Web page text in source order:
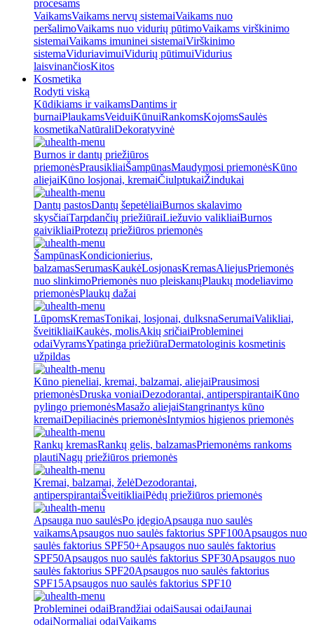
procesams
VaikamsVaikams nervų sistemaiVaikams nuo
peršalimoVaikams nuo vidurių pūtimoVaikams virškinimo
sistemaiVaikams imuninei sistemaiVirškinimo
sistemaViduriavimuiVidurių pūtimuiVidurius
laisvinančiosKitos
Kosmetika
Rodyti viską
Kūdikiams ir vaikamsDantims ir
burnaiPlaukamsVeiduiKūnuiRankomsKojomsSaulės
kosmetikaNatūraliDekoratyvinė
Burnos ir dantų priežiūros
priemonėsPrausikliaiŠampūnasMaudymosi priemonėsKūno
aliejaiKūno losjonai, kremaiČiulptukaiŽindukai
Dantų pastosDantų šepetėliaiBurnos skalavimo
skysčiaiTarpdančių priežiūraiLiežuvio valikliaiBurnos
gaivikliaiProtezų priežiūros priemonės
ŠampūnasKondicionierius,
balzamasSerumasKaukėLosjonasKremasAliejusPriemonės
nuo slinkimoPriemonės nuo pleiskanųPlaukų modeliavimo
priemonėsPlaukų dažai
LūpomsKremasTonikai, losjonai, dulksnaSerumaiValikliai,
šveitikliaiKaukės, molisAkių sričiaiProbleminei
odaiVyramsYpatinga priežiūraDermatologinis kosmetinis
užpildas
Kūno pieneliai, kremai, balzamai, aliejaiPrausimosi
priemonėsDruska voniaiDezodorantai, antiperspirantaiKūno
pylingo priemonėsMasažo aliejaiStangrinantys kūno
kremaiDepiliacinės priemonėsIntymios higienos priemonės
Rankų kremasRankų gelis, balzamasPriemonėms rankoms
plautiNagų priežiūros priemonės
Kremai, balzamai, želėDezodorantai,
antiperspirantaiŠveitikliaiPėdų priežiūros priemonės
Apsauga nuo saulėsPo įdegioApsauga nuo saulės
vaikamsApsaugos nuo saulės faktorius SPF100Apsaugos nuo
saulės faktorius SPF50+Apsaugos nuo saulės faktorius
SPF50Apsaugos nuo saulės faktorius SPF30Apsaugos nuo
saulės faktorius SPF20Apsaugos nuo saulės faktorius
SPF15Apsaugos nuo saulės faktorius SPF10
Probleminei odaiBrandžiai odaiSausai odaiJaunai
odaiNormaliai odaiVaikams